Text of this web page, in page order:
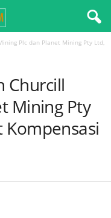
Plc dan Planet Mining Pty Ltd,
Churcill
Mining Pty
Kompensasi